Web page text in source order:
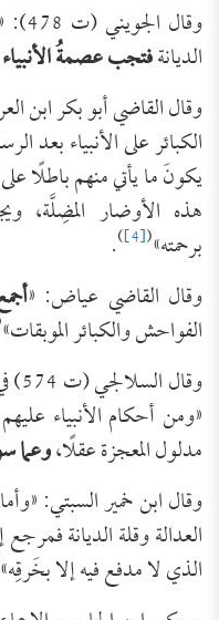
الديانةفتجب عصمةُ الأنبياء
الكبائر على الأنبياء بعد
يكونَ ما يأتي منهم باطلًا
هذه الأوضار المضِلَّة،
برحمته»(
[4]
)
.
وقال القاضي عياض: «
الفواحش والكبائر الموبقات»
«ومن أحكام الأنبياء
مدلول المعجزة عقلًا،وعما
وقال ابن خمير السبتي:
العدالة وقلة الديانة فمرجع
الذي لا مدفع فيه إلا بخَرقِه»